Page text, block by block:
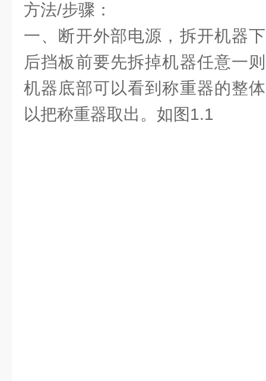
方法/步骤：
一、断开外部电源，拆开机器
后挡板前要先拆掉机器任意一
机器底部可以看到称重器的整
以把称重器取出。如图1.1